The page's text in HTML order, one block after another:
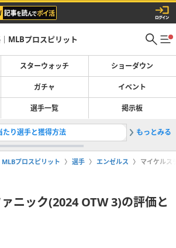
MLBプロスピリット
スターウォッチ ショーダウン
ガチャ イベント
選手一覧 掲示板
たり選手と獲得方法 2最強選
もっとみる
プロスピリット 選手 エンゼルス マイケルス
ニック(2024 OTW 3)の評価と